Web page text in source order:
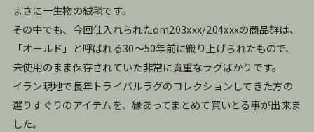
まさに一生物の絨毯です。
その中でも、今回仕入れられたom203xxx/204xxxの商品群は、
「オールド」と呼ばれる30〜50年前に織り上げられたもので、
未使用のまま保存されていた非常に貴重なラグばかりです。
イラン現地で長年トライバルラグのコレクションしてきた方の
選りすぐりのアイテムを、縁あってまとめて買いとる事が出来ま
した。